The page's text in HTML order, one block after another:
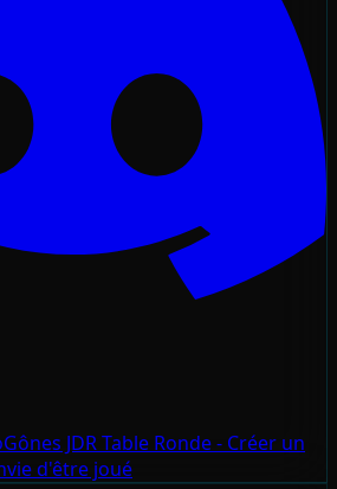
JDRTable Ronde - Créer un
d'être joué